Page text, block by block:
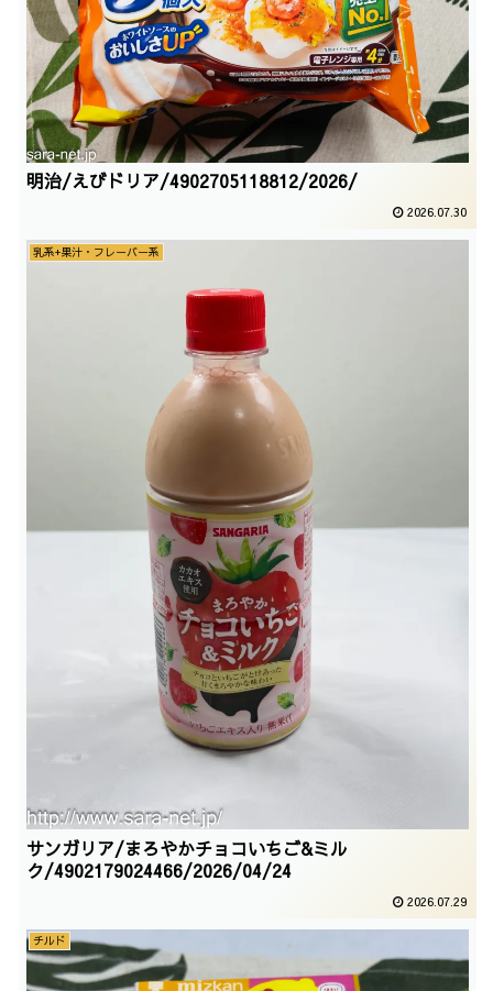
明治/えびドリア/4902705118812/2026/
2026.07.30
乳系+果汁・フレーバー系
サンガリア/まろやかチョコいちご&ミル
ク/4902179024466/2026/04/24
2026.07.29
チルド